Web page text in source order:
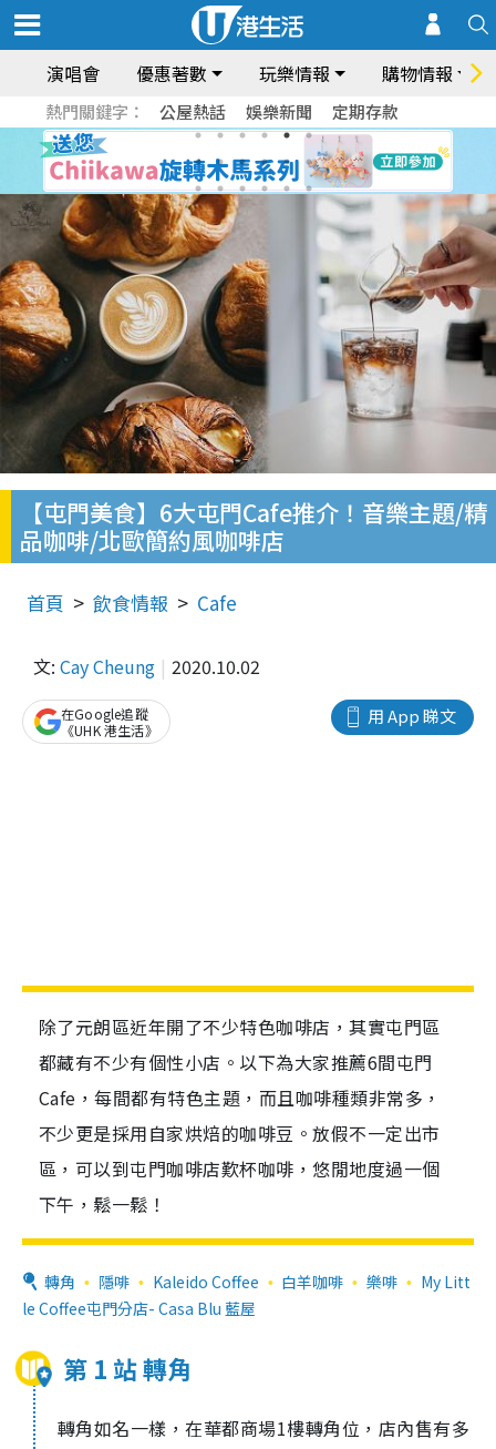
演唱會 優惠著數 玩樂情報 購物情報
熱門關鍵字： 公屋熱話 娛樂新聞 定期存款
【屯門美食】6大屯門Cafe推介！音樂主題/精
品咖啡/北歐簡約風咖啡店
首頁 飲食情報 Cafe
文: Cay Cheung 2020.10.02
用 App 睇文
在Google追蹤
《UHK 港生活》
除了元朗區近年開了不少特色咖啡店，其實屯門區
都藏有不少有個性小店。以下為大家推薦6間屯門
Cafe，每間都有特色主題，而且咖啡種類非常多，
不少更是採用自家烘焙的咖啡豆。放假不一定出市
區，可以到屯門咖啡店歎杯咖啡，悠閒地度過一個
下午，鬆一鬆！
轉角 隱啡 Kaleido Coffee 白羊咖啡 樂啡
My Litt
le Coffee屯門分店- Casa Blu 藍屋
第 1 站 轉角
轉角如名一樣，在華都商場1樓轉角位，店內售有多